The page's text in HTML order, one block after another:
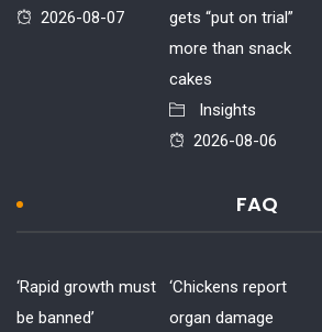
2026-08-07
gets “put on trial”
more than snack
cakes
Insights
2026-08-06
FAQ
‘Rapid growth must
be banned’
‘Chickens report
organ damage